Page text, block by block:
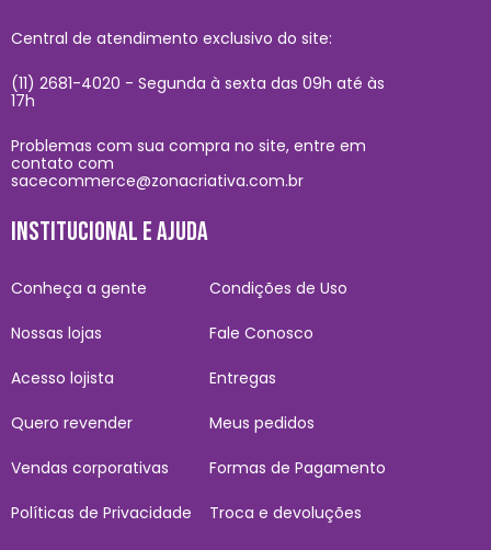
Central de atendimento exclusivo do site:
(11) 2681-4020 - Segunda à sexta das 09h até às
17h
Problemas com sua compra no site, entre em
contato com
sacecommerce@zonacriativa.com.br
INSTITUCIONAL E AJUDA
Conheça a gente
Nossas lojas
Acesso lojista
Quero revender
Vendas corporativas
Políticas de Privacidade
Condições de Uso
Fale Conosco
Entregas
Meus pedidos
Formas de Pagamento
Troca e devoluções